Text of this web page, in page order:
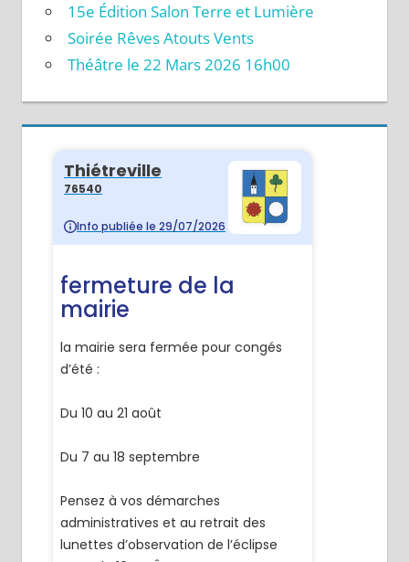
15e Édition Salon Terre et Lumière
Soirée Rêves Atouts Vents
Théâtre le 22 Mars 2026 16h00